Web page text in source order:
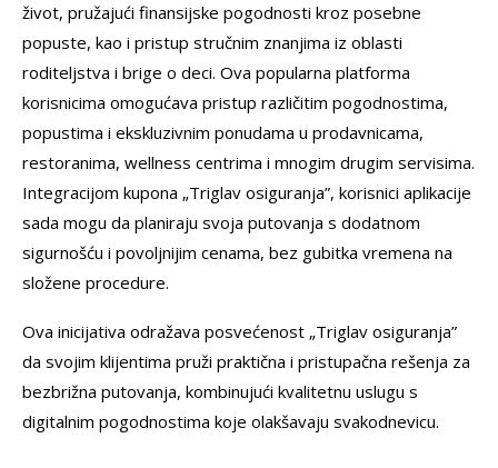
život, pružajući finansijske pogodnosti kroz posebne
popuste, kao i pristup stručnim znanjima iz oblasti
roditeljstva i brige o deci. Ova popularna platforma
korisnicima omogućava pristup različitim pogodnostima,
popustima i ekskluzivnim ponudama u prodavnicama,
restoranima, wellness centrima i mnogim drugim servisima.
Integracijom kupona „Triglav osiguranja”, korisnici aplikacije
sada mogu da planiraju svoja putovanja s dodatnom
sigurnošću i povoljnijim cenama, bez gubitka vremena na
složene procedure.
Ova inicijativa odražava posvećenost „Triglav osiguranja”
da svojim klijentima pruži praktična i pristupačna rešenja za
bezbrižna putovanja, kombinujući kvalitetnu uslugu s
digitalnim pogodnostima koje olakšavaju svakodnevicu.